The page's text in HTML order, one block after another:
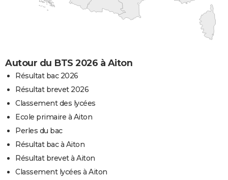
Autour du BTS 2026 à Aiton
Résultat bac 2026
Résultat brevet 2026
Classement des lycées
Ecole primaire à Aiton
Perles du bac
Résultat bac à Aiton
Résultat brevet à Aiton
Classement lycées à Aiton